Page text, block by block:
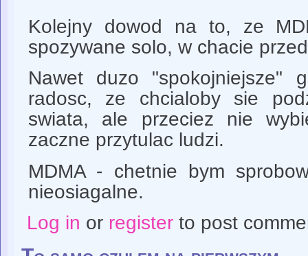
Kolejny dowod na to, ze
spozywane solo, w chacie
Nawet duzo "spokojniejsze"
radosc, ze chcialoby sie
swiata, ale przeciez nie
zaczne przytulac ludzi.
MDMA - chetnie bym
nieosiagalne.
Log in or registerto post